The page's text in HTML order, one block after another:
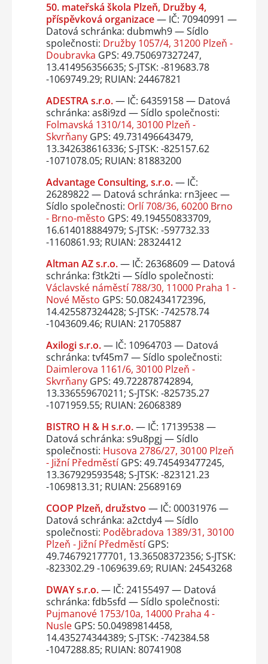
50. mateřská škola Plzeň, Družby 4,
příspěvková organizace— IČ: 70940991 —
Datová schránka: dubmwh9 — Sídlo
společnosti: Družby 1057/4, 31200 Plzeň -
Doubravka GPS: 49.750697327247,
13.414956356635; S-JTSK: -819683.78
-1069749.29; RUIAN: 24467821
ADESTRA s.r.o.— IČ: 64359158 — Datová
schránka: as8i9zd — Sídlo společnosti:
Folmavská 1310/14, 30100 Plzeň -
SkvrňanyGPS: 49.731496643479,
13.342638616336; S-JTSK: -825157.62
-1071078.05; RUIAN: 81883200
Advantage Consulting, s.r.o.— IČ:
26289822 — Datová schránka: rn3jeec —
Sídlo společnosti: Orlí 708/36, 60200 Brno
- Brno-město GPS: 49.194550833709,
16.614018884979; S-JTSK: -597732.33
-1160861.93; RUIAN: 28324412
Altman AZ s.r.o.— IČ: 26368609 — Datová
schránka: f3tk2ti — Sídlo společnosti:
Václavské náměstí 788/30, 11000 Praha 1 -
Nové Město GPS: 50.082434172396,
14.425587324428; S-JTSK: -742578.74
-1043609.46; RUIAN: 21705887
Axilogi s.r.o.— IČ: 10964703 — Datová
schránka: tvf45m7 — Sídlo společnosti:
Daimlerova 1161/6, 30100 Plzeň -
SkvrňanyGPS: 49.722878742894,
13.336559670211; S-JTSK: -825735.27
-1071959.55; RUIAN: 26068389
BISTRO H & H s.r.o.— IČ: 17139538 —
Datová schránka: s9u8pgj — Sídlo
společnosti: Husova 2786/27, 30100 Plzeň
- Jižní PředměstíGPS: 49.745493477245,
13.367929593548; S-JTSK: -823121.23
-1069813.31; RUIAN: 25689169
COOP Plzeň, družstvo — IČ: 00031976 —
Datová schránka: a2ctdy4 — Sídlo
společnosti: Poděbradova 1389/31, 30100
Plzeň - Jižní PředměstíGPS:
49.746792177701, 13.36508372356; S-JTSK:
-823302.29 -1069639.69; RUIAN: 24543268
DWAY s.r.o.— IČ: 24155497 — Datová
schránka: fdb5sfd — Sídlo společnosti:
Pujmanové 1753/10a, 14000 Praha 4 -
NusleGPS: 50.04989814458,
14.435274344389; S-JTSK: -742384.58
-1047288.85; RUIAN: 80741908